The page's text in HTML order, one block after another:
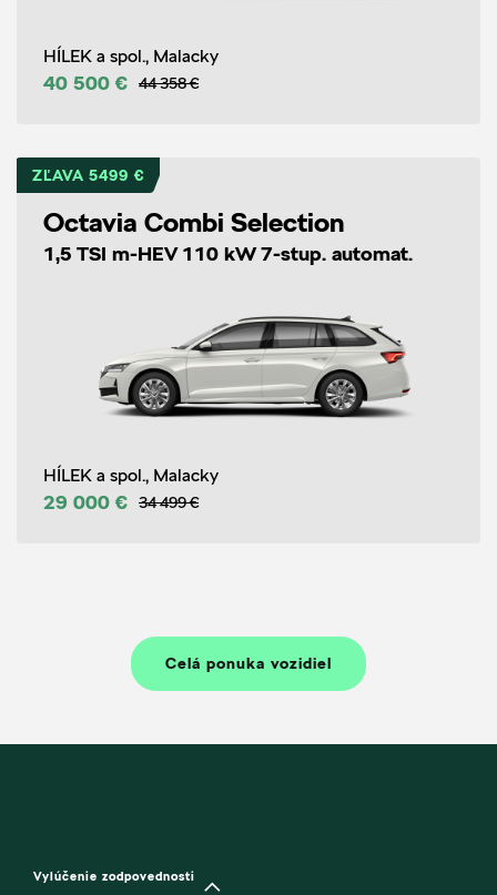
HÍLEK a spol., Malacky
40 500 € 44 358 €
ZĽAVA 5499 €
Octavia Combi Selection
1,5 TSI m-HEV 110 kW 7-stup. automat.
HÍLEK a spol., Malacky
29 000 € 34 499 €
Celá ponuka vozidiel
Vylúčenie zodpovednosti